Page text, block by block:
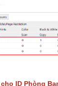
ID Phòng